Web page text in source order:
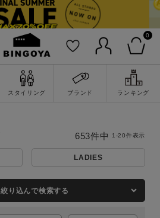
0
スタイリング ブランド ランキング
詳細検索
LADIES
絞り込んで検索する
653件中 1-20件表示